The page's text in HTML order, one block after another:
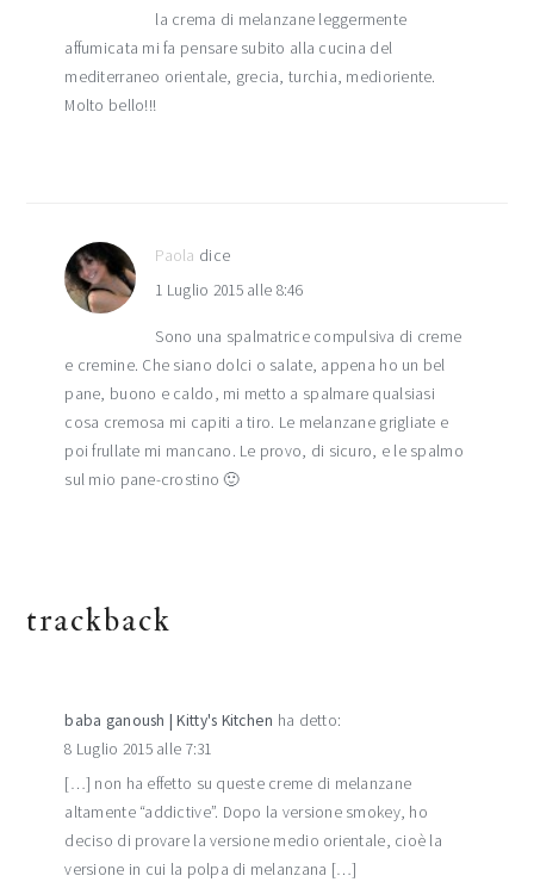
la crema di melanzane leggermente
affumicata mi fa pensare subito alla cucina del
mediterraneo orientale, grecia, turchia, medioriente.
Molto bello!!!
Paola dice
1 Luglio 2015 alle 8:46
Sono una spalmatrice compulsiva di creme
e cremine. Che siano dolci o salate, appena ho un bel
pane, buono e caldo, mi metto a spalmare qualsiasi
cosa cremosa mi capiti a tiro. Le melanzane grigliate e
poi frullate mi mancano. Le provo, di sicuro, e le spalmo
sul mio pane-crostino 🙂
trackback
baba ganoush | Kitty's Kitchen ha detto:
8 Luglio 2015 alle 7:31
[…] non ha effetto su queste creme di melanzane
altamente “addictive”. Dopo la versione smokey, ho
deciso di provare la versione medio orientale, cioè la
versione in cui la polpa di melanzana […]